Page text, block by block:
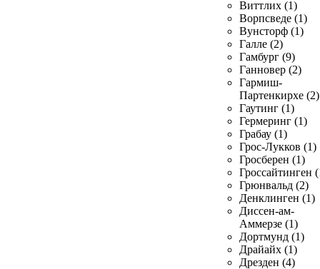
Виттлих (1)
Ворпсведе (1)
Вунсторф (1)
Галле (2)
Гамбург (9)
Ганновер (2)
Гармиш-
Партенкирхе (2)
Гаутинг (1)
Гермеринг (1)
Грабау (1)
Грос-Лукков (1)
Гросберен (1)
Гроссайтинген
Грюнвальд (2)
Денклинген (1)
Диссен-ам-
Аммерзе (1)
Дортмунд (1)
Драйайх (1)
Дрезден (4)